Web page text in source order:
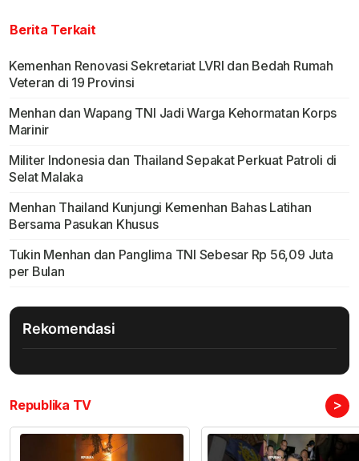
Berita Terkait
Kemenhan Renovasi Sekretariat LVRI dan Bedah Rumah
Veteran di 19 Provinsi
Menhan dan Wapang TNI Jadi Warga Kehormatan Korps
Marinir
Militer Indonesia dan Thailand Sepakat Perkuat Patroli di
Selat Malaka
Menhan Thailand Kunjungi Kemenhan Bahas Latihan
Bersama Pasukan Khusus
Tukin Menhan dan Panglima TNI Sebesar Rp 56,09 Juta
per Bulan
Rekomendasi
Republika TV >